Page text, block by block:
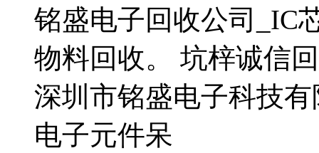
铭盛电子回收公司_IC
物料回收。 坑梓诚信
深圳市铭盛电子科技
电子元件呆